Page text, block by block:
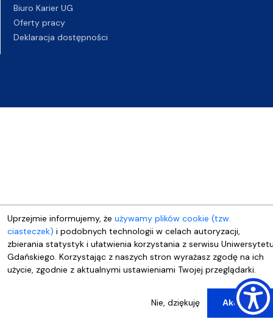
Uprzejmie informujemy, że używamy plików cookie (tzw.
ciasteczek) i podobnych technologii w celach autoryzacji,
zbierania statystyk i ułatwienia korzystania z serwisu
Gdańskiego. Korzystając z naszych stron wyrażasz zgodę na ich
użycie, zgodnie z aktualnymi ustawieniami Twojej przeglądarki.
Nie, dziękuję Akceptuj
Biuro Karier UG
Oferty pracy
Deklaracja dostępności